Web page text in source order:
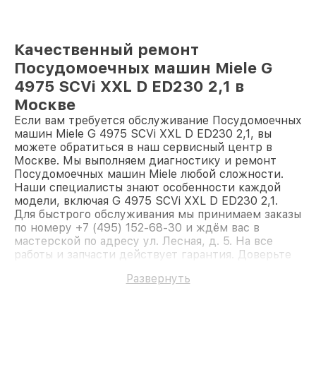
Качественный ремонт
Посудомоечных машин Miele G
4975 SCVi XXL D ED230 2,1 в
Москве
Если вам требуется обслуживание Посудомоечных
машин Miele G 4975 SCVi XXL D ED230 2,1, вы
можете обратиться в наш сервисный центр в
Москве. Мы выполняем диагностику и ремонт
Посудомоечных машин Miele любой сложности.
Наши специалисты знают особенности каждой
модели, включая G 4975 SCVi XXL D ED230 2,1.
Для быстрого обслуживания мы принимаем заказы
по номеру +7 (495) 152-68-30 и ждём вас в
мастерской по адресу ул. Лесная, д. 5. На все
работы и запчасти действует гарантия. Доверьте
Развернуть